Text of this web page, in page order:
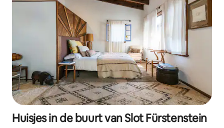
Huisjes in de buurt van Slot Fürstenstein